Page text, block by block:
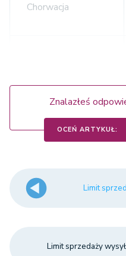
Chorwacja
Dania
Estonia
Znalazłeś
OCEŃ ARTYKUŁ:
Limit
Limit sprzedaży